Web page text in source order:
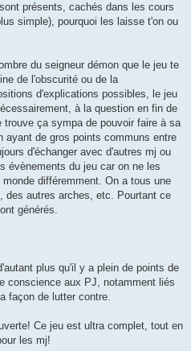
présents, cachés dans les cours
simple), pourquoi les laisse t'on ou
du seigneur démon que le jeu te
de l'obscurité ou de la
d'explications possibles, le jeu
à la question en fin de
ça sympa de pouvoir faire à sa
ayant de gros points communs entre
d'échanger avec d'autres mj ou
évènements du jeu car on ne les
différemment. On a tous une
des autres arches, etc. Pourtant ce
générés.
plus qu'il y a plein de points de
conscience aux PJ, notamment liés
façon de lutter contre.
Ce jeu est ultra complet, tout en
les mj!